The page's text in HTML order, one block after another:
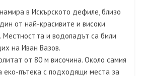
в Искърското дефиле, близо
от най-красивите и високи
Местността и водопадът са били
на Иван Вазов.
от 80 м височина. Около самия
еко-пътека с подходящи места за